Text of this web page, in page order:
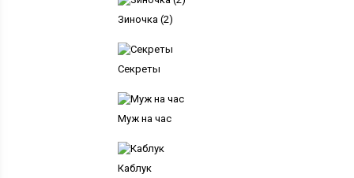
Зиночка (2)
Секреты
Муж на час
Каблук